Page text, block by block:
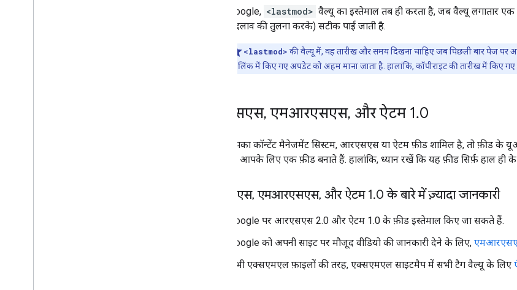
Google, <lastmod> वैल्यू का इस्तेमाल तब ही करता है, जब वैल्यू लगातार
बदलाव की तुलना करके) सटीक पाई जाती है.
<lastmod> की वैल्यू में, वह तारीख और समय दिखना चाहिए जब पिछली बार पेज पर
या लिंक में किए गए अपडेट को अहम माना जाता है. हालांकि, कॉपीराइट की तारीख में किए
आरएसएस, एमआरएसएस, और ऐटम 1.0
अगर आपका कॉन्टेंट मैनेजमेंट सिस्टम, आरएसएस या ऐटम फ़ीड शामिल है, तो फ़ीड के
सीएमएस आपके लिए एक फ़ीड बनाते हैं. हालांकि, ध्यान रखें कि यह फ़ीड सिर्फ़ हाल ही
आरएसएस, एमआरएसएस, और ऐटम 1.0 के बारे में ज़्यादा जानकारी
Google पर आरएसएस 2.0 और ऐटम 1.0 के फ़ीड इस्तेमाल किए जा सकते हैं.
Google को अपनी साइट पर मौजूद वीडियो की जानकारी देने के लिए,
सभी एक्सएमएल फ़ाइलों की तरह, एक्सएमएल साइटमैप में सभी टैग वैल्यू के लिए